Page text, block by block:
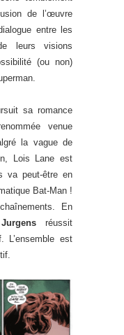
de l’œuvre
entre les
leurs visions
(ou non)
sa romance
venue
la vague de
Lois Lane est
va peut-être en
Bat-Man !
En
réussit
L’ensemble est